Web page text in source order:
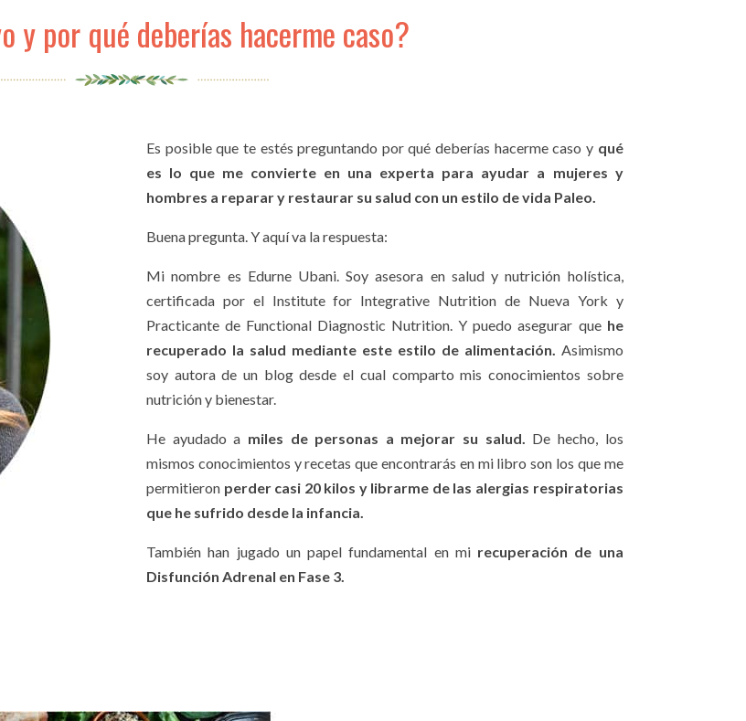
y por qué deberías hacerme caso?
Es posible que te estés preguntando por qué deberías hacerme caso y qué
es lo que me convierte en una experta para ayudar a mujeres y
hombres a reparar y restaurar su salud con un estilo de vida Paleo.
Buena pregunta. Y aquí va la respuesta:
Mi nombre es Edurne Ubani. Soy asesora en salud y nutrición holística,
certificada por el Institute for Integrative Nutrition de Nueva York y
Practicante de Functional Diagnostic Nutrition. Y puedo asegurar que he
recuperado la salud mediante este estilo de alimentación. Asimismo
soy autora de un blog desde el cual comparto mis conocimientos sobre
nutrición y bienestar.
He ayudado a miles de personas a mejorar su salud. De hecho, los
mismos conocimientos y recetas que encontrarás en mi libro son los que me
permitieron perder casi 20 kilos y librarme de las alergias respiratorias
que he sufrido desde la infancia.
También han jugado un papel fundamental en mi recuperación de una
Disfunción Adrenal en Fase 3.